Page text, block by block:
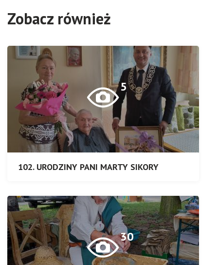
Zobacz również
5
102. URODZINY PANI MARTY SIKORY
30